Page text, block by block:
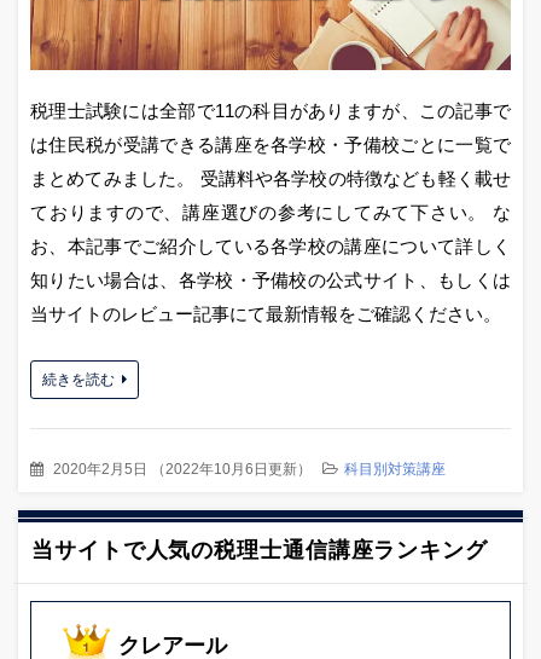
税理士試験には全部で11の科目がありますが、この記事で
は住民税が受講できる講座を各学校・予備校ごとに一覧で
まとめてみました。 受講料や各学校の特徴なども軽く載せ
ておりますので、講座選びの参考にしてみて下さい。 な
お、本記事でご紹介している各学校の講座について詳しく
知りたい場合は、各学校・予備校の公式サイト、もしくは
当サイトのレビュー記事にて最新情報をご確認ください。
続きを読む
2020年2月5日 （2022年10月6日更新） 科目別対策講座
当サイトで人気の税理士通信講座ランキング
クレアール